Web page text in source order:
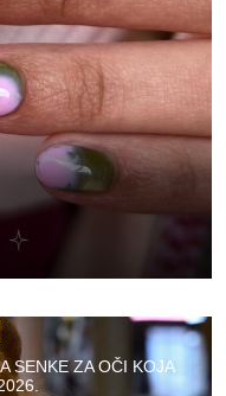
SENKE ZA OČI KOJA